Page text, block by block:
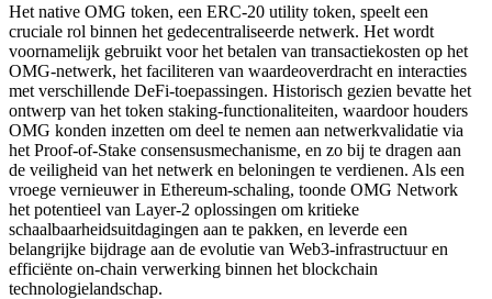
Het native OMG token, een ERC-20 utility token, speelt een
cruciale rol binnen het gedecentraliseerde netwerk. Het wordt
voornamelijk gebruikt voor het betalen van transactiekosten op het
OMG-netwerk, het faciliteren van waardeoverdracht en interacties
met verschillende DeFi-toepassingen. Historisch gezien bevatte het
ontwerp van het token staking-functionaliteiten, waardoor houders
OMG konden inzetten om deel te nemen aan netwerkvalidatie via
het Proof-of-Stake consensusmechanisme, en zo bij te dragen aan
de veiligheid van het netwerk en beloningen te verdienen. Als een
vroege vernieuwer in Ethereum-schaling, toonde OMG Network
het potentieel van Layer-2 oplossingen om kritieke
schaalbaarheidsuitdagingen aan te pakken, en leverde een
belangrijke bijdrage aan de evolutie van Web3-infrastructuur en
efficiënte on-chain verwerking binnen het blockchain
technologielandschap.